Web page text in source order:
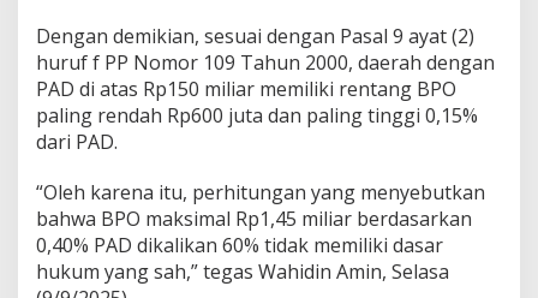
Dengan demikian, sesuai dengan Pasal 9 ayat (2)
huruf f PP Nomor 109 Tahun 2000, daerah dengan
PAD di atas Rp150 miliar memiliki rentang BPO
paling rendah Rp600 juta dan paling tinggi 0,15%
dari PAD.
“Oleh karena itu, perhitungan yang menyebutkan
bahwa BPO maksimal Rp1,45 miliar berdasarkan
0,40% PAD dikalikan 60% tidak memiliki dasar
hukum yang sah,” tegas Wahidin Amin, Selasa